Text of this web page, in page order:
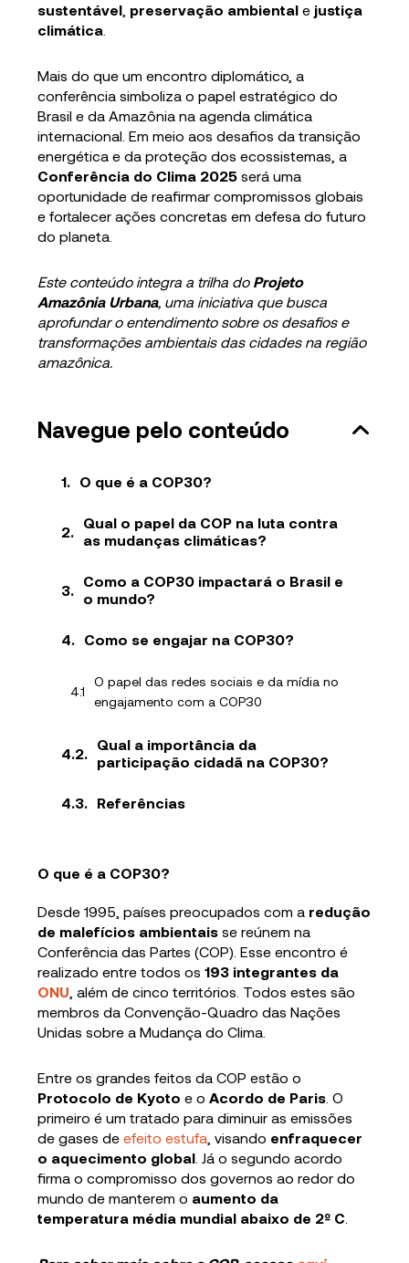
sustentável preservação ambiental e justiça
climática
Mais do que um encontro diplomático, a
conferência simboliza o papel estratégico do
Brasil e da Amazônia na agenda climática
internacional. Em meio aos desafios da transição
energética e da proteção dos ecossistemas, a
Conferência do Clima 2025 será uma
oportunidade de reafirmar compromissos globais
e fortalecer ações concretas em defesa do futuro
do planeta.
Este conteúdo integra a trilha do Projeto
Amazônia Urbana, uma iniciativa que busca
aprofundar o entendimento sobre os desafios e
transformações ambientais das cidades na região
amazônica.
Navegue pelo conteúdo
O que é a COP30?
Qual o papel da COP na luta contra
as mudanças climáticas?
Como a COP30 impactará o Brasil e
o mundo?
Como se engajar na COP30?
O papel das redes sociais e da mídia no
engajamento com a COP30
Qual a importância da
participação cidadã na COP30?
Referências
O que é a COP30?
Desde 1995, países preocupados com a redução
de malefícios ambientais se reúnem na
Conferência das Partes (COP). Esse encontro é
realizado entre todos os193 integrantes da
ONU , além de cinco territórios. Todos estes são
membros da Convenção-Quadro das Nações
Unidas sobre a Mudança do Clima.
Entre os grandes feitos da COP estão o
Protocolo de Kyoto e oAcordo de Paris . O
primeiro é um tratado para diminuir as emissões
de gases deefeito estufa , visando enfraquecer
o aquecimento global . Já o segundo acordo
firma o compromisso dos governos ao redor do
mundo de manterem o aumento da
temperatura média mundial abaixo de 2º C